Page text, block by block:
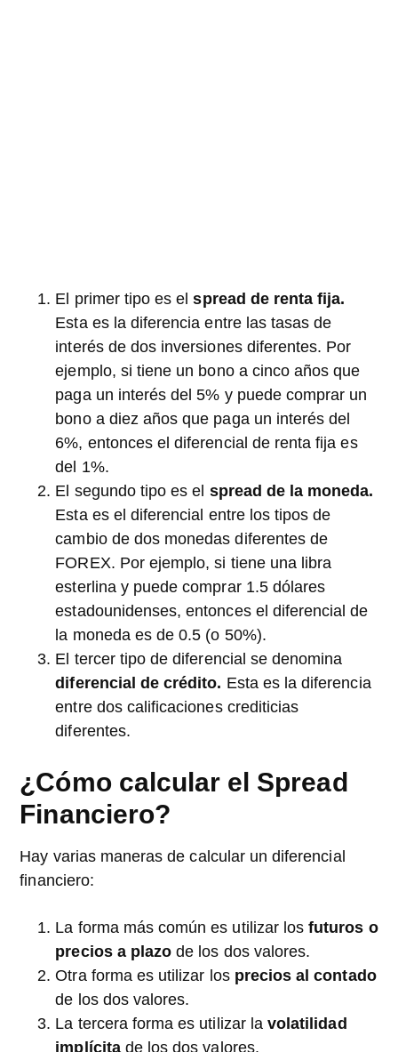
El primer tipo es elspread de renta fija.
Esta es la diferencia entre las tasas de
interés de dos inversiones diferentes. Por
ejemplo, si tiene un bono a cinco años que
paga un interés del 5% y puede comprar un
bono a diez años que paga un interés del
6%, entonces el diferencial de renta fija es
del 1%.
El segundo tipo es el spread de la moneda.
Esta es el diferencial entre los tipos de
cambio de dos monedas diferentes de
FOREX. Por ejemplo, si tiene una libra
esterlina y puede comprar 1.5 dólares
estadounidenses, entonces el diferencial de
la moneda es de 0.5 (o 50%).
El tercer tipo de diferencial se denomina
diferencial de crédito. Esta es la diferencia
entre dos calificaciones crediticias
diferentes.
¿Cómo calcular el Spread
Financiero?
Hay varias maneras de calcular un diferencial
financiero:
La forma más común es utilizar losfuturos o
precios a plazo de los dos valores.
Otra forma es utilizar los precios al contado
de los dos valores.
La tercera forma es utilizar la volatilidad
implícitade los dos valores.